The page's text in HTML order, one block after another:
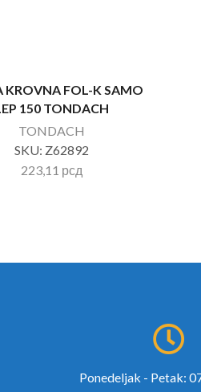
KROVNA FOL-K SAMO
150 TONDACH
TONDACH
SKU: Z62892
223,11 рсд
Ponedeljak - Petak: